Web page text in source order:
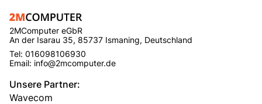
2MComputer eGbR
An der Isarau 35, 85737 Ismaning, Deutschland
Tel: 016098106930
Email: info@2mcomputer.de
Unsere Partner:
Wavecom